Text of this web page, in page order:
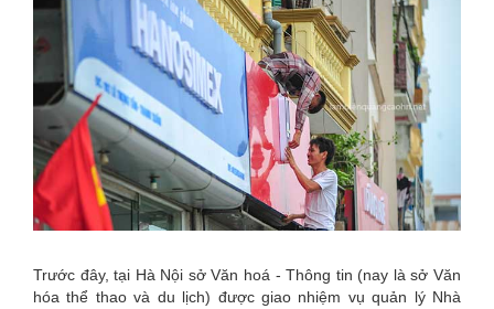
Trước đây, tại Hà Nội sở Văn hoá - Thông tin (nay là sở Văn
hóa thể thao và du lịch) được giao nhiệm vụ quản lý Nhà